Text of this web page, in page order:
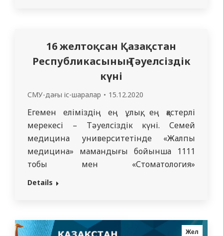
өткізуге белгілі бір талаптар қойылады,
мысалы, автоматты немесе синхронды
проекторинг шарттарын…
16 желтоқсан Қазақстан
Республикасының Тәуелсіздік
күні
СМУ-дағы іс-шаралар 15.12.2020
Егемен еліміздің ең ұлық, ең қастерлі
мерекесі – Тәуелсіздік күні. Семей
медицина университетінде «Жалпы
медицина» мамандығы бойынша 1111
тобы мен «Стоматология»
мамандығының 1411 тобы студентеріне
платформасында онлайн-режимде
Details
Жел